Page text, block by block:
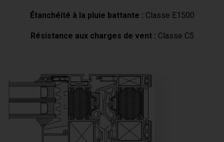
Étanchéité à la pluie battante : Classe E1500
Résistance aux charges de vent : Classe C5